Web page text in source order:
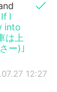
I
into
は上
ー)｣
12:27